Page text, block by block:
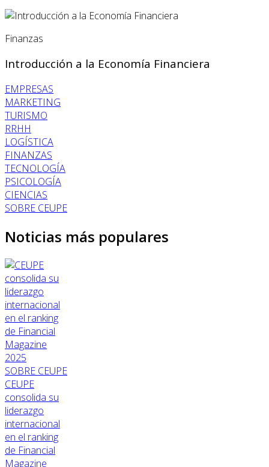
Finanzas
Introducción a la Economía Financiera
EMPRESAS
MARKETING
TURISMO
RRHH
LOGÍSTICA
FINANZAS
TECNOLOGÍA
PSICOLOGÍA
CIENCIAS
SOBRE CEUPE
Noticias más populares
SOBRE CEUPE
CEUPE
consolida su
liderazgo
internacional
en el ranking
de Financial
Magazine